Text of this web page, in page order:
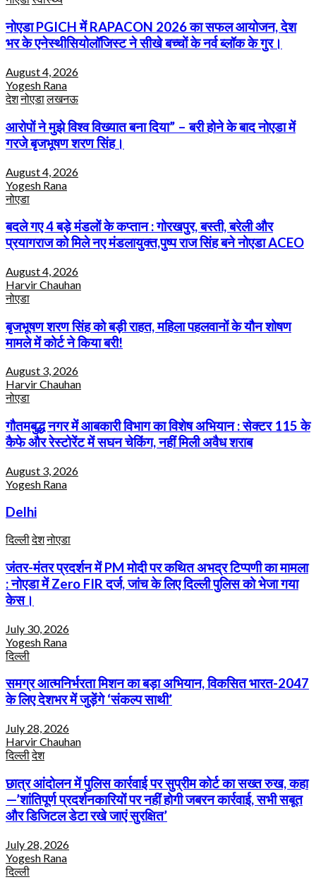
नोएडा PGICH में RAPACON 2026 का सफल आयोजन, देश
भर के एनेस्थीसियोलॉजिस्ट ने सीखे बच्चों के नर्व ब्लॉक के गुर।
August 4, 2026
Yogesh Rana
देशनोएडालखनऊ
आरोपों ने मुझे विश्व विख्यात बना दिया” – बरी होने के बाद नोएडा में
गरजे बृजभूषण शरण सिंह।
August 4, 2026
Yogesh Rana
नोएडा
बदले गए 4 बड़े मंडलों के कप्तान : गोरखपुर, बस्ती, बरेली और
प्रयागराज को मिले नए मंडलायुक्त,पुष्प राज सिंह बने नोएडा ACEO
August 4, 2026
Harvir Chauhan
नोएडा
बृजभूषण शरण सिंह को बड़ी राहत, महिला पहलवानों के यौन शोषण
मामले में कोर्ट ने किया बरी!
August 3, 2026
Harvir Chauhan
नोएडा
गौतमबुद्ध नगर में आबकारी विभाग का विशेष अभियान : सेक्टर 115 के
कैफे और रेस्टोरेंट में सघन चेकिंग, नहीं मिली अवैध शराब
August 3, 2026
Yogesh Rana
Delhi
दिल्लीदेशनोएडा
जंतर-मंतर प्रदर्शन में PM मोदी पर कथित अभद्र टिप्पणी का मामला
: नोएडा में Zero FIR दर्ज, जांच के लिए दिल्ली पुलिस को भेजा गया
केस।
July 30, 2026
Yogesh Rana
दिल्ली
समग्र आत्मनिर्भरता मिशन का बड़ा अभियान, विकसित भारत-2047
के लिए देशभर में जुड़ेंगे ‘संकल्प साथी’
July 28, 2026
Harvir Chauhan
दिल्लीदेश
छात्र आंदोलन में पुलिस कार्रवाई पर सुप्रीम कोर्ट का सख्त रुख, कहा
—’शांतिपूर्ण प्रदर्शनकारियों पर नहीं होगी जबरन कार्रवाई, सभी सबूत
और डिजिटल डेटा रखे जाएं सुरक्षित’
July 28, 2026
Yogesh Rana
दिल्ली